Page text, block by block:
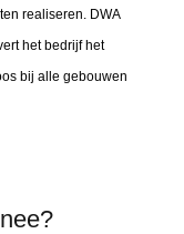
realiseren. DWA
het bedrijf het
bij alle gebouwen